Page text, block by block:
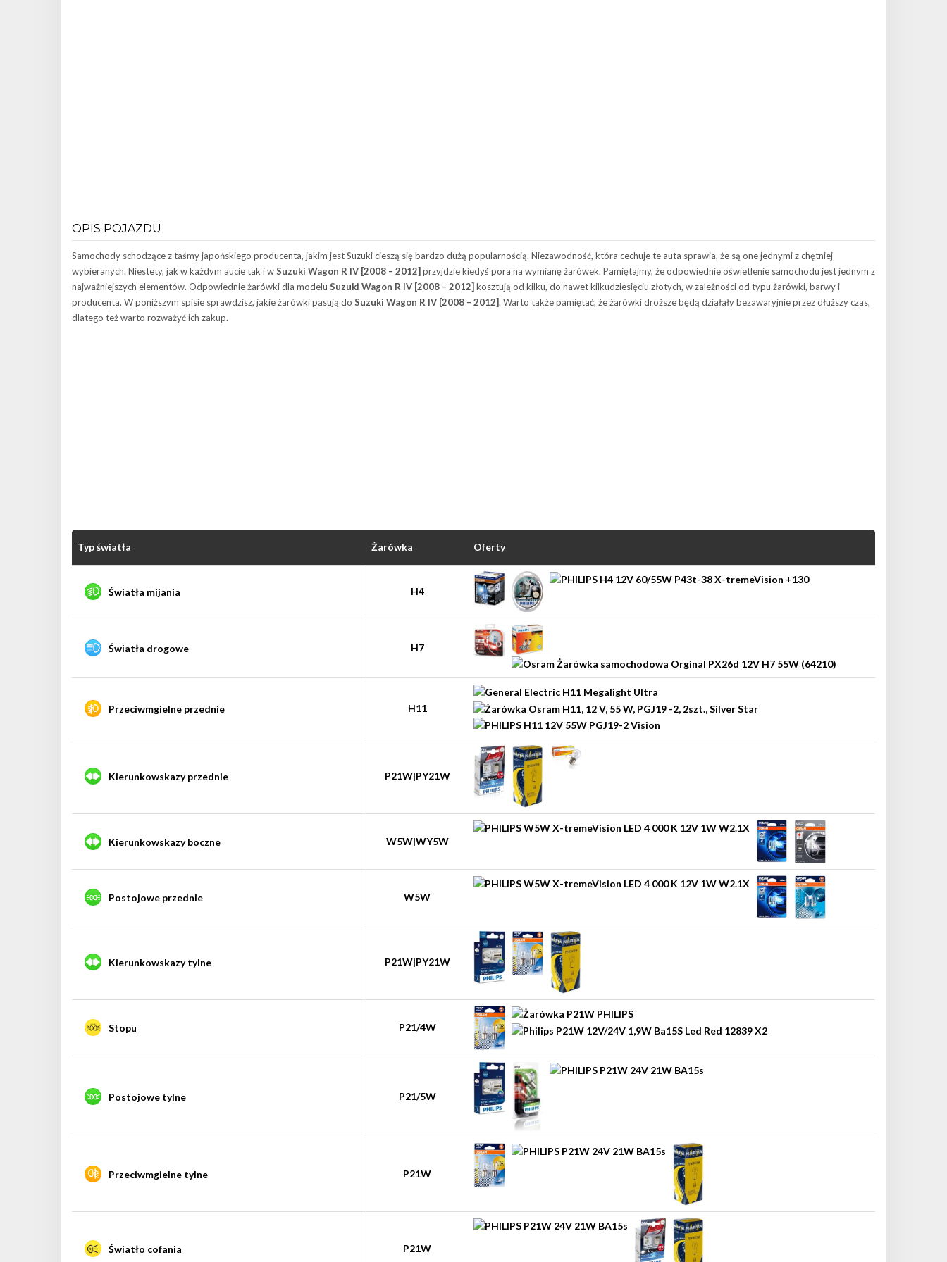
OPIS POJAZDU
Samochody schodzące z taśmy japońskiego producenta, jakim jest Suzuki cieszą się bardzo dużą popularnością. Niezawodność, która cechuje te auta sprawia, że są one jednymi z chętniej
wybieranych. Niestety, jak w każdym aucie tak i wSuzuki Wagon R IV [2008 – 2012] przyjdzie kiedyś pora na wymianę żarówek. Pamiętajmy, że odpowiednie oświetlenie samochodu jest jednym z
najważniejszych elementów. Odpowiednie żarówki dla modelu Suzuki Wagon R IV [2008 – 2012] kosztują od kilku, do nawet kilkudziesięciu złotych, w zależności od typu żarówki, barwy i
producenta. W poniższym spisie sprawdzisz, jakie żarówki pasują do Suzuki Wagon R IV [2008 – 2012]. Warto także pamiętać, że żarówki droższe będą działały bezawaryjnie przez dłuższy czas,
dlatego też warto rozważyć ich zakup.
Typ światła Żarówka Oferty
Światła mijania H4
Światła drogowe H7
Przeciwmgielne przednie H11
Kierunkowskazy przednie P21W|PY21W
Kierunkowskazy boczne W5W|WY5W
Postojowe przednie W5W
Kierunkowskazy tylne P21W|PY21W
Stopu P21/4W
Postojowe tylne P21/5W
Przeciwmgielne tylne P21W
Światło cofania P21W